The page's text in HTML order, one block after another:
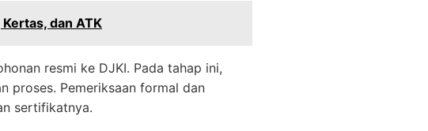
dan ATK
resmi ke DJKI. Pada tahap ini,
proses. Pemeriksaan formal dan
sertifikatnya.